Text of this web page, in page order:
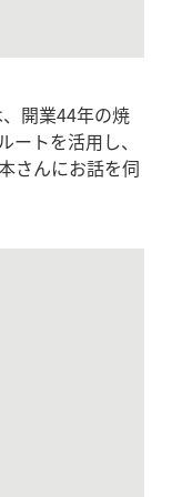
開業44年の焼
トを活用し、
さんにお話を伺